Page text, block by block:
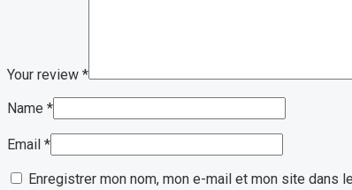
Your review *
Name *
Email *
Enregistrer mon nom, mon e-mail et mon site dans